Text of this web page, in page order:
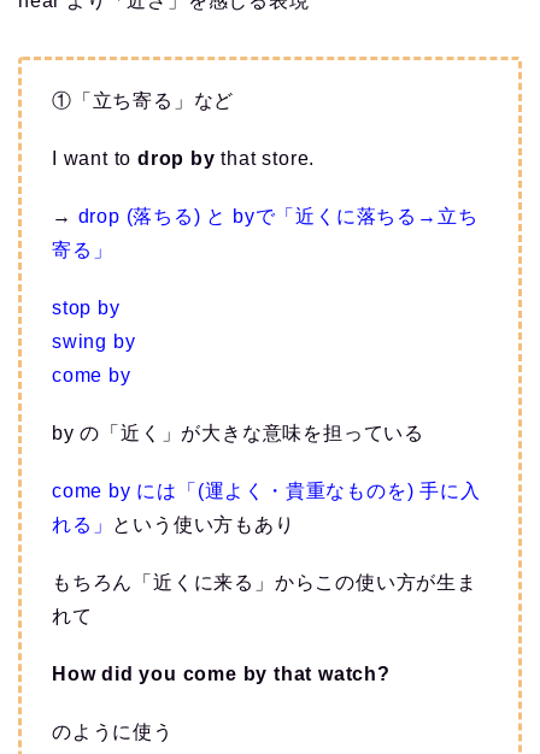
①「立ち寄る」など
I want to drop by that store.
→ drop (落ちる) と byで「近くに落ちる→立ち
寄る」
stop by
swing by
come by
by の「近く」が大きな意味を担っている
come by には「(運よく・貴重なものを) 手に入
れる」 という使い方もあり
もちろん「近くに来る」からこの使い方が生ま
れて
How did you come by that watch?
のように使う